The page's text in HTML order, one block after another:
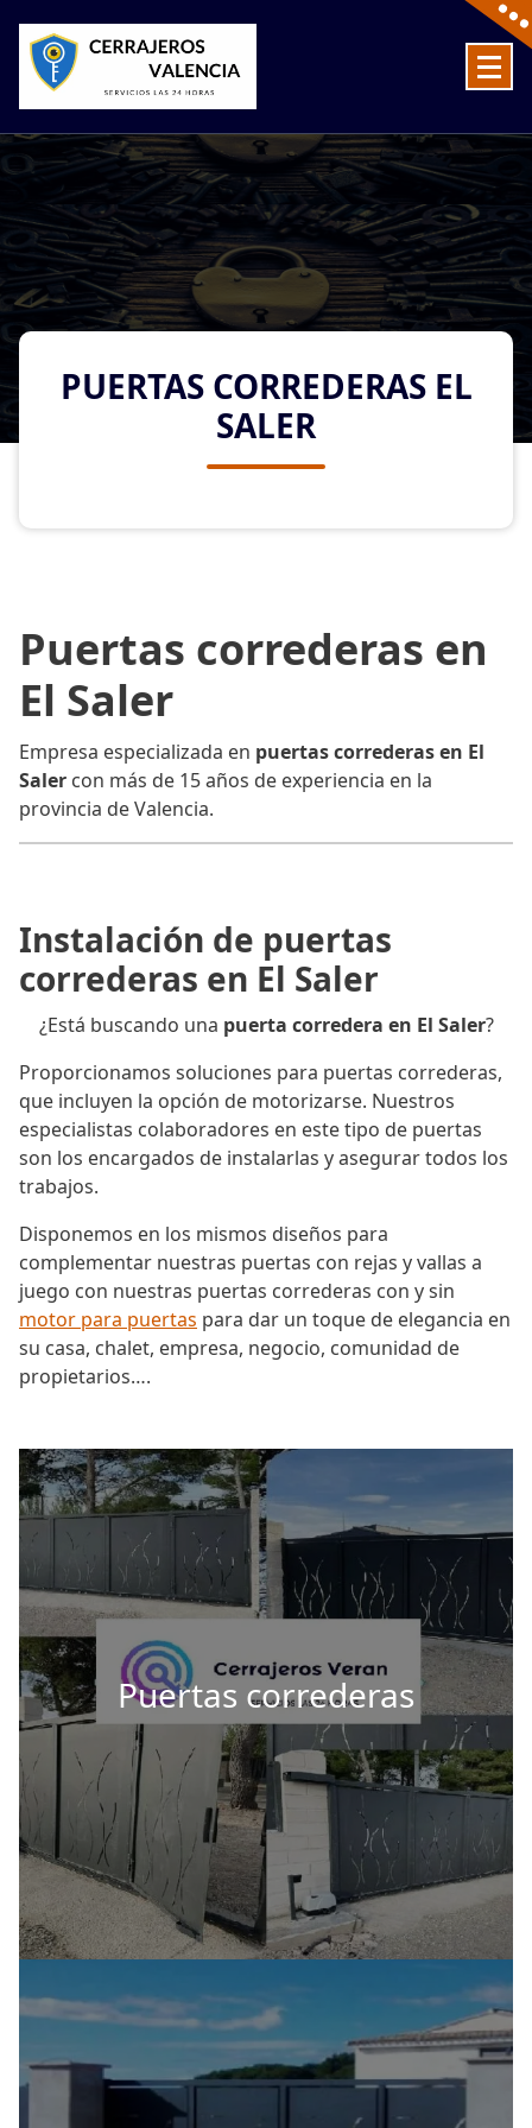
content
PUERTAS CORREDERAS EL
SALER
Puertas correderas en
El Saler
Empresa especializada en puertas correderas en El
Saler con más de 15 años de experiencia en la
provincia de Valencia.
Instalación de puertas
correderas en El Saler
¿Está buscando una puerta corredera en El Saler?
Proporcionamos soluciones para puertas correderas,
que incluyen la opción de motorizarse. Nuestros
especialistas colaboradores en este tipo de puertas
son los encargados de instalarlas y asegurar todos los
trabajos.
Disponemos en los mismos diseños para
complementar nuestras puertas con rejas y vallas a
juego con nuestras puertas correderas con y sin
motor para puertas para dar un toque de elegancia en
su casa, chalet, empresa, negocio, comunidad de
propietarios….
Puertas correderas